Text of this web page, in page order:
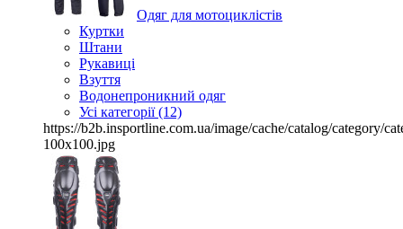
Одяг для мотоциклістів
Куртки
Штани
Рукавиці
Взуття
Водонепроникний одяг
Усі категорії (12)
https://b2b.insportline.com.ua/image/cache/catalog/category/
100x100.jpg